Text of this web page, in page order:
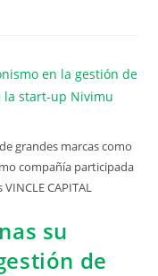
grandes marcas como
compañía participada
CAPITAL
su
de